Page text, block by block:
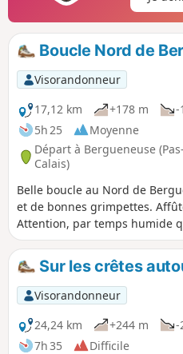
Boucle Nord de
Visorandonneur
17,12 km
+178 m
-
5h 25
Moyenne
Départ à Bergueneuse
Calais)
Belle boucle au Nord de
et de bonnes grimpettes.
Attention, par temps humide
difficiles (entre (1) et (2), entre
rallonge notablement le temps
Sur les crêtes
Visorandonneur
24,24 km
+244 m
-
7h 35
Difficile